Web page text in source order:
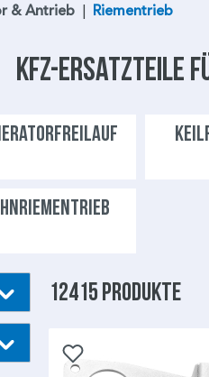
& Antrieb Riementrieb
Kfz-Ersatzteile
12415 Produkte